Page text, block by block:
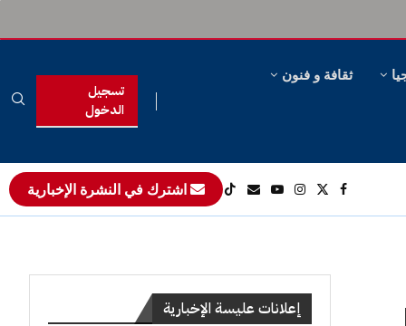
ثقافة و فنون
تسجيل
الدخول
اشترك في النشرة الإخبارية
إعلانات عليسة الإخبارية